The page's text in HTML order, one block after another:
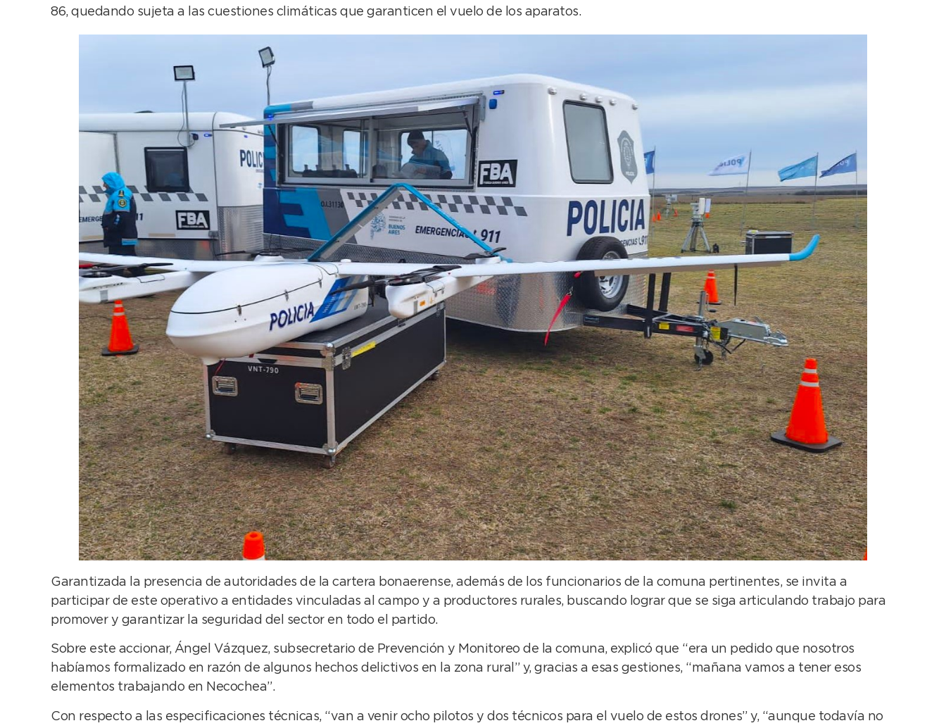
86, quedando sujeta a las cuestiones climáticas que garanticen el vuelo de los aparatos.
Garantizada la presencia de autoridades de la cartera bonaerense, además de los funcionarios de la comuna pertinentes, se invita a
participar de este operativo a entidades vinculadas al campo y a productores rurales, buscando lograr que se siga articulando trabajo para
promover y garantizar la seguridad del sector en todo el partido.
Sobre este accionar, Ángel Vázquez, subsecretario de Prevención y Monitoreo de la comuna, explicó que “era un pedido que nosotros
habíamos formalizado en razón de algunos hechos delictivos en la zona rural” y, gracias a esas gestiones, “mañana vamos a tener esos
elementos trabajando en Necochea”.
Con respecto a las especificaciones técnicas, “van a venir ocho pilotos y dos técnicos para el vuelo de estos drones” y, “aunque todavía no